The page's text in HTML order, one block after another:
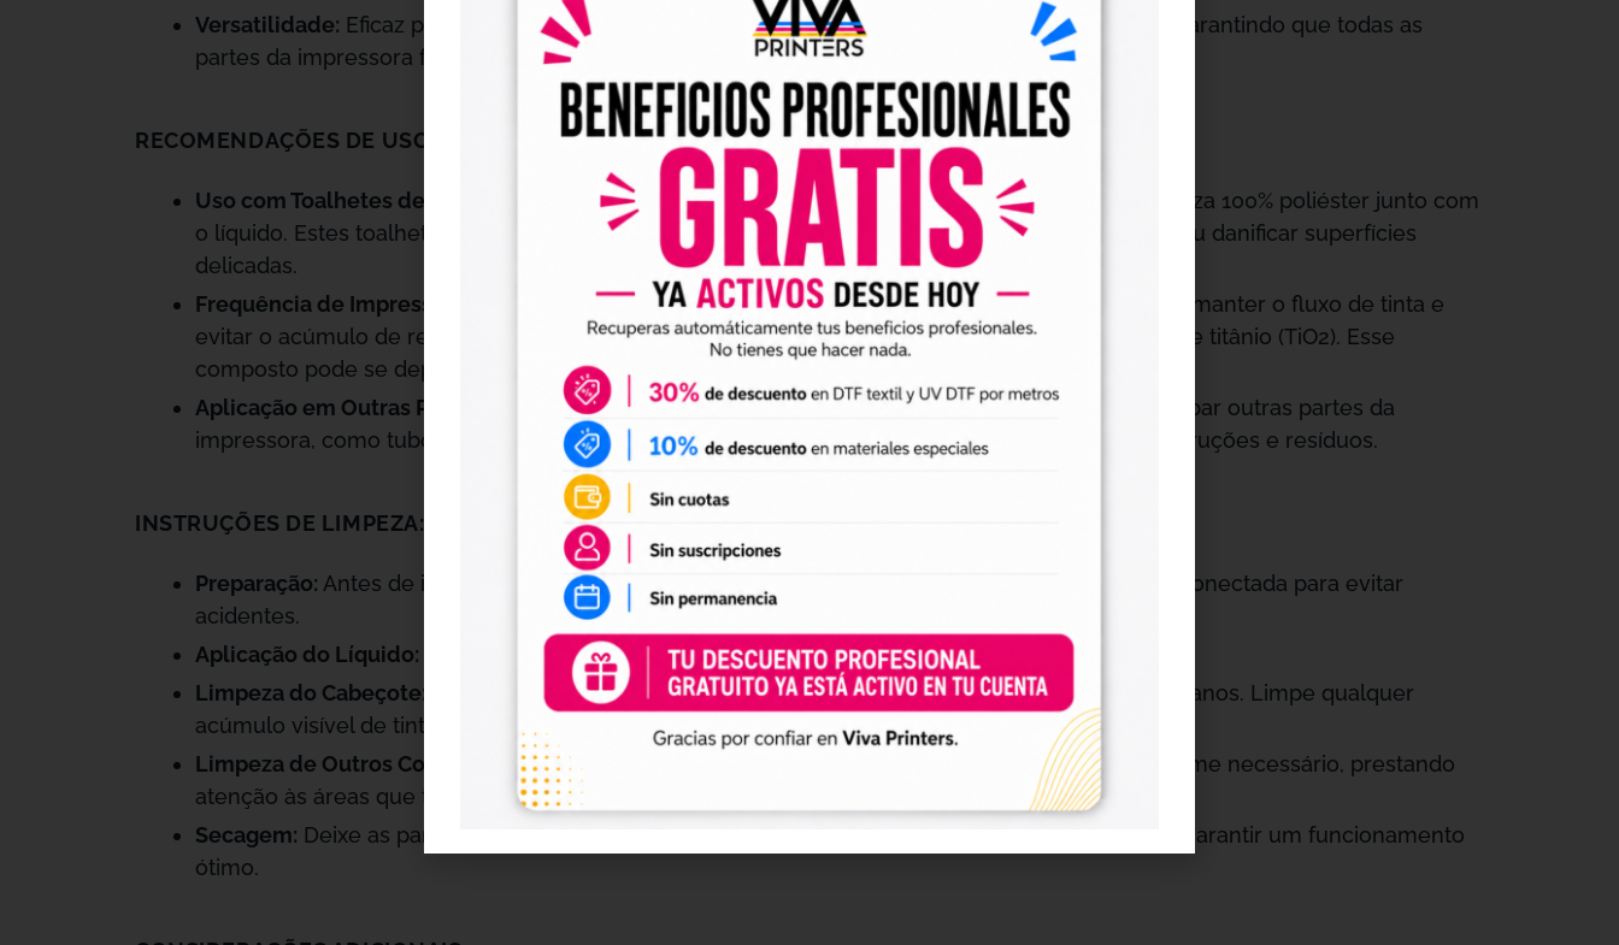
Versatilidade: Eficaz para limpar não só cabeçotes, mas também dampers, wipers e depósitos, garantindo que todas as
partes da impressora funcionem sem problemas.
RECOMENDAÇÕES DE USO:
Uso com Toalhetes de Limpeza:
Para uma limpeza eficaz, recomenda-se usar toalhetes de limpeza 100% poliéster junto com
o líquido. Estes toalhetes são ideais para aplicar o líquido e remover resíduos sem deixar fiapos ou danificar superfícies
delicadas.
Frequência de Impressão:
Imprimir regularmente, preferencialmente diariamente, é crucial para manter o fluxo de tinta e
evitar o acúmulo de resíduos, especialmente no canal de tinta branca DTF que contém dióxido de titânio (TiO2). Esse
composto pode se depositar facilmente e causar obstruções.
Aplicação em Outras Partes da Impressora:
Além do cabeçote, o líquido pode ser usado para limpar outras partes da
impressora, como tubos e dampers, garantindo que todas as áreas se mantenham livres de obstruções e resíduos.
INSTRUÇÕES DE LIMPEZA:
Preparação: Antes de iniciar a limpeza, certifique-se de que a impressora esteja desligada e desconectada para evitar
acidentes.
Aplicação do Líquido: Umedeça um toalhete de limpeza com o líquido de limpeza.
Limpeza do Cabeçote: Aplique o líquido sobre o cabeçote com movimentos suaves para evitar danos. Limpe qualquer
acúmulo visível de tinta.
Limpeza de Outros Componentes: Use o líquido para limpar dampers, wipers e depósitos conforme necessário, prestando
atenção às áreas que tendem a acumular mais resíduos.
Secagem: Deixe as partes limpas secarem completamente antes de reiniciar a impressora para garantir um funcionamento
ótimo.